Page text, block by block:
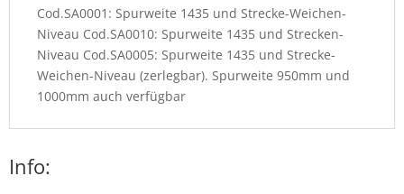
Cod.SA0001: Spurweite 1435 und Strecke-Weichen-
Niveau Cod.SA0010: Spurweite 1435 und Strecken-
Niveau Cod.SA0005: Spurweite 1435 und Strecke-
Weichen-Niveau (zerlegbar). Spurweite 950mm und
1000mm auch verfügbar
Info: